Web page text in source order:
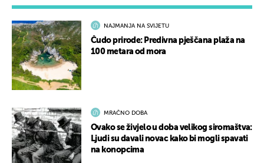
NAJMANJA NA SVIJETU
Čudo prirode: Predivna pješčana plaža na
100 metara od mora
MRAČNO DOBA
Ovako se živjelo u doba velikog siromaštva:
Ljudi su davali novac kako bi mogli spavati
na konopcima